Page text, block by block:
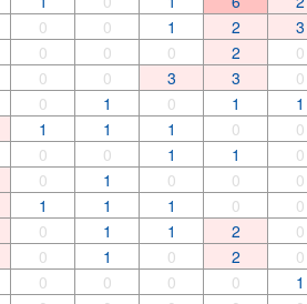
0 0 1 2 3
0 0 0 2 0
0 0 3 3 0
0 1 0 1 1
1 1 1 0 0
0 0 1 1 0
0 1 0 0 0
1 1 1 0 0
0 1 1 2 0
0 1 0 2 0
0 0 0 0 1